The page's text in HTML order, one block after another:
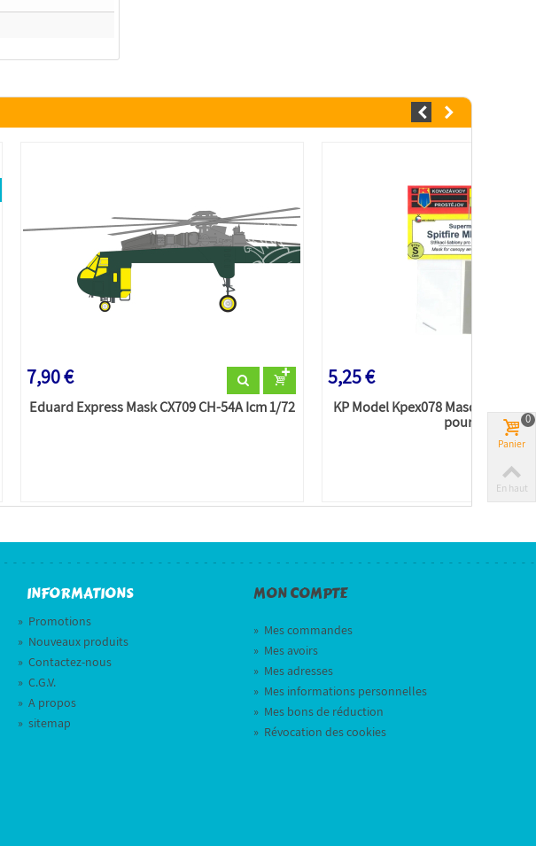
7,90 €
Eduard Express Mask CX709 CH-54A Icm 1/72
5,25 €
KP Model Kpex078 Masque
pour...
INFORMATIONS
» Promotions
» Nouveaux produits
» Contactez-nous
» C.G.V.
» A propos
» sitemap
MON COMPTE
» Mes commandes
» Mes avoirs
» Mes adresses
» Mes informations personnelles
» Mes bons de réduction
» Révocation des cookies
Panier
0
En haut